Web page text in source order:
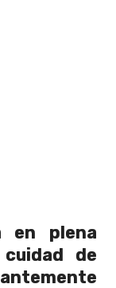
en plena
de